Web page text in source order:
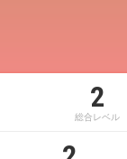
2
総合レベル